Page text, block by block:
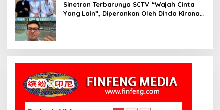
Sinetron Terbarunya SCTV “Wajah Cinta
Yang Lain”, Diperankan Oleh Dinda Kirana,